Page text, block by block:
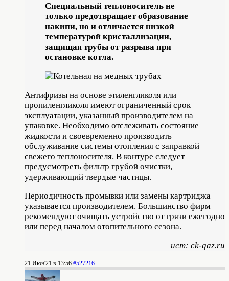
Специальный теплоноситель не
только предотвращает образование
накипи, но и отличается низкой
температурой кристаллизации,
защищая трубы от разрыва при
остановке котла.
Антифризы на основе этиленгликоля или
пропиленгликоля имеют ограниченный срок
эксплуатации, указанный производителем на
упаковке. Необходимо отслеживать состояние
жидкости и своевременно производить
обслуживание системы отопления с заправкой
свежего теплоносителя. В контуре следует
предусмотреть фильтр грубой очистки,
удерживающий твердые частицы.
Периодичность промывки или замены картриджа
указывается производителем. Большинство фирм
рекомендуют очищать устройство от грязи ежегодно
или перед началом отопительного сезона.
ист: ck-gaz.ru
21 Июн'21 в 13:56 #527216